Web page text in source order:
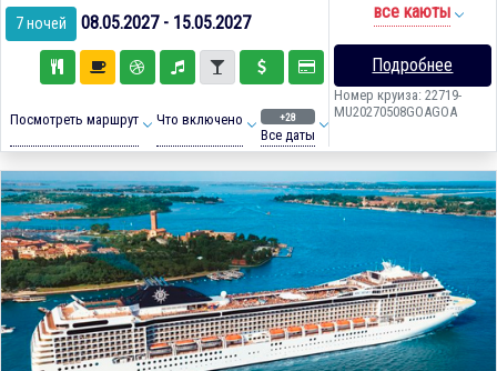
7 ночей 08.05.2027 - 15.05.2027
Посмотреть маршрут Что включено +28
Все даты
все каюты
Подробнее
Номер круиза: 22719-
MU20270508GOAGOA